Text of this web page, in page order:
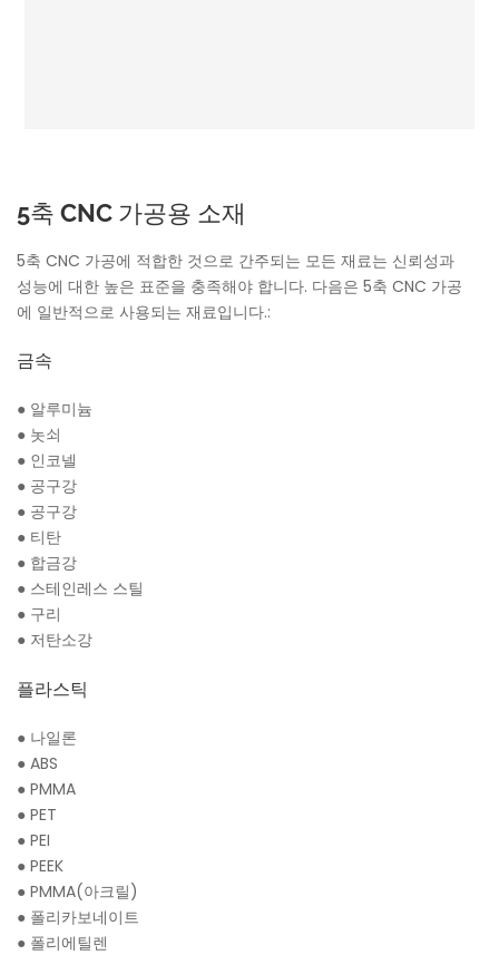
5축 CNC 가공용 소재
5축 CNC 가공에 적합한 것으로 간주되는 모든 재료는 신뢰성과
성능에 대한 높은 표준을 충족해야 합니다. 다음은 5축 CNC 가공
에 일반적으로 사용되는 재료입니다.:
금속
● 알루미늄
● 놋쇠
● 인코넬
● 공구강
● 공구강
● 티탄
● 합금강
● 스테인레스 스틸
● 구리
● 저탄소강
플라스틱
● 나일론
● ABS
● PMMA
● PET
● PEI
● PEEK
● PMMA(아크릴)
● 폴리카보네이트
● 폴리에틸렌